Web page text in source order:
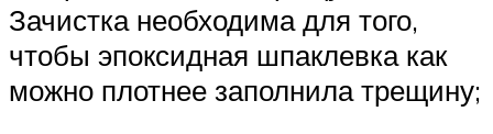
Зачистка необходима для того,
чтобы эпоксидная шпаклевка как
можно плотнее заполнила трещину;